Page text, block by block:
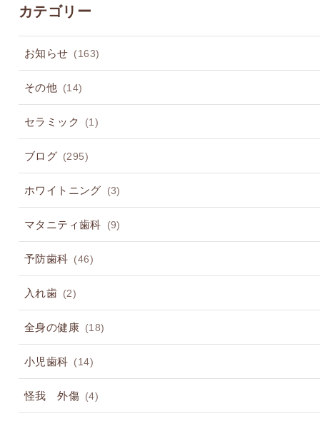
カテゴリー
お知らせ (163)
その他 (14)
セラミック (1)
ブログ (295)
ホワイトニング (3)
マタニティ歯科 (9)
予防歯科 (46)
入れ歯 (2)
全身の健康 (18)
小児歯科 (14)
怪我 外傷 (4)